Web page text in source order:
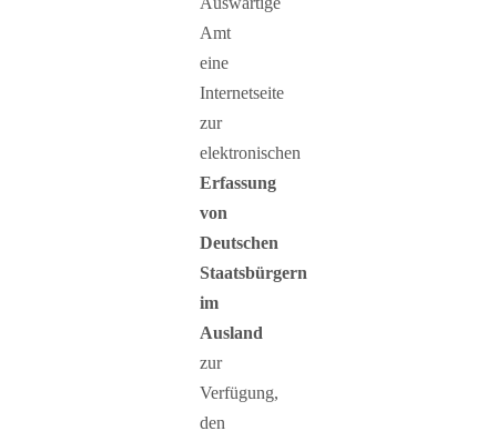
Amt
eine
Internetseite
zur
elektronischen
Erfassung
von
Deutschen
Staatsbürgern
im
Ausland
zur
Verfügung,
den